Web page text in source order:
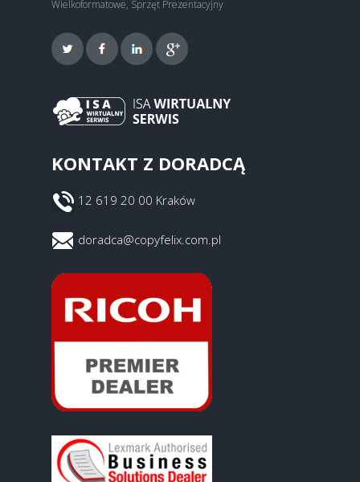
Wielkoformatowe, Sprzęt Prezentacyjny
KONTAKT Z DORADCĄ
12 619 20 00 Kraków
doradca@copyfelix.com.pl